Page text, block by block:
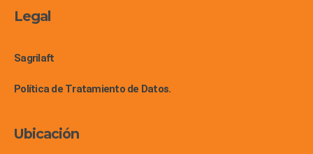
Legal
Sagrilaft
Política de Tratamiento de Datos.
Ubicación